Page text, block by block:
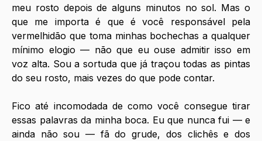
meu rosto depois de alguns minutos no sol. Mas o
que me importa é que é você responsável pela
vermelhidão que toma minhas bochechas a qualquer
mínimo elogio — não que eu ouse admitir isso em
voz alta. Sou a sortuda que já traçou todas as pintas
do seu rosto, mais vezes do que pode contar.
Fico até incomodada de como você consegue tirar
essas palavras da minha boca. Eu que nunca fui — e
ainda não sou — fã do grude, dos clichês e dos